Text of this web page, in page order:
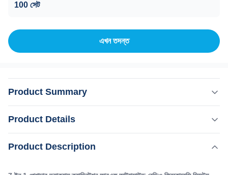
100 সেট
এখন তদন্ত
Product Summary
দ্বিধারক আরএফ 7 ইন 1 আল্ট্রাসোনিক ক্যাভিটেশন আরএফ ভ্যাকুয়াম লিপোলাইসিস
Product Details
বিশেষভাবে তুলে ধরা: পেশাদার Cavitation RF ভ্যাকুয়াম স্লিমিং মেশিন
7 ইন 1 আল্ট্রাসাউন্ড ক্যাভিটেশন এবং রেডিওফ্রিকোয়েন্সি মেশিন
Product Description